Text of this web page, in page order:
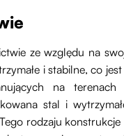
ze względu na
i stabilne, co
na terenach
stal i
rodzaju konstrukcje